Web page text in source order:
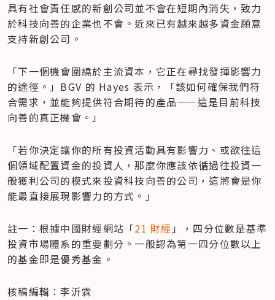
具有社會責任感的新創公司並不會在短期內消失，致力
於科技向善的企業也不會。近來已有越來越多資金願意
支持新創公司。
「下一個機會圍繞於主流資本，它正在尋找發揮影響力
的途徑。」BGV 的 Hayes 表示，「該如何確保我們符
合需求，並能夠提供符合期待的產品——這是目前科技
向善的真正機會。」
「若你決定讓你的所有投資活動具有影響力、或欲往這
個領域配置資金的投資人，那麼你應該依循過往投資一
般獲利公司的模式來投資科技向善的公司，這將會是你
能最直接展現影響力的方式。」
註一：根據中國財經網站「21 財經 」，四分位數是基準
投資市場體系的重要劃分。一般認為第一四分位數以上
的基金即是優秀基金。
核稿編輯：李沂霖